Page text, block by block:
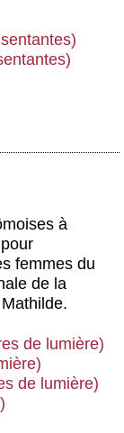
à
femmes du
de la
de lumière)
de lumière)